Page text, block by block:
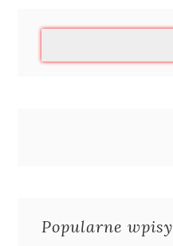
Popularne wpisy